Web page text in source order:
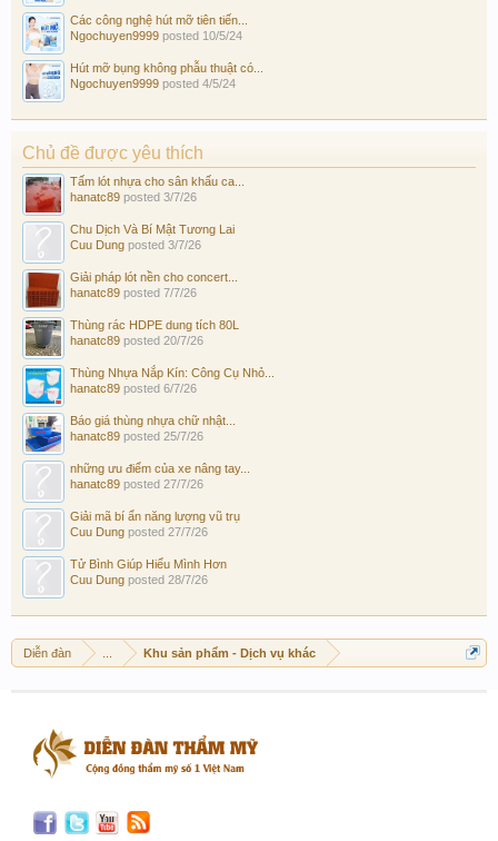
Các công nghệ hút mỡ tiên tiến...
Ngochuyen9999 posted 10/5/24
Hút mỡ bụng không phẫu thuật có...
Ngochuyen9999 posted 4/5/24
Chủ đề được yêu thích
Tấm lót nhựa cho sân khấu ca...
hanatc89 posted 3/7/26
Chu Dịch Và Bí Mật Tương Lai
Cuu Dung posted 3/7/26
Giải pháp lót nền cho concert...
hanatc89 posted 7/7/26
Thùng rác HDPE dung tích 80L
hanatc89 posted 20/7/26
Thùng Nhựa Nắp Kín: Công Cụ Nhỏ...
hanatc89 posted 6/7/26
Báo giá thùng nhựa chữ nhật...
hanatc89 posted 25/7/26
những ưu điểm của xe nâng tay...
hanatc89 posted 27/7/26
Giải mã bí ẩn năng lượng vũ trụ
Cuu Dung posted 27/7/26
Tử Bình Giúp Hiểu Mình Hơn
Cuu Dung posted 28/7/26
Diễn đàn Khu sản phẩm - Dịch vụ khác